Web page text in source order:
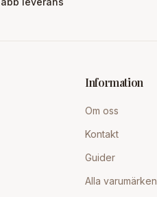
Information
Om oss
Kontakt
Guider
Alla varumärken